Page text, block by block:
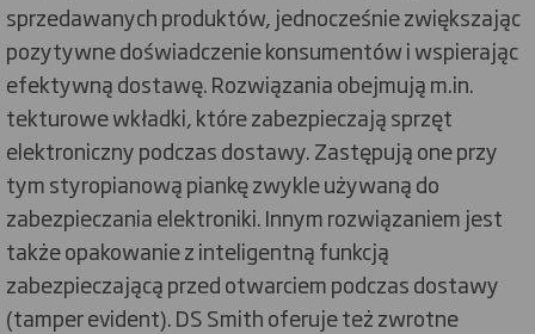
sprzedawanych produktów, jednocześnie zwiększając
pozytywne doświadczenie konsumentów i wspierając
efektywną dostawę. Rozwiązania obejmują m.in.
tekturowe wkładki, które zabezpieczają sprzęt
elektroniczny podczas dostawy. Zastępują one przy
tym styropianową piankę zwykle używaną do
zabezpieczania elektroniki. Innym rozwiązaniem jest
także opakowanie z inteligentną funkcją
zabezpieczającą przed otwarciem podczas dostawy
(tamper evident). DS Smith oferuje też zwrotne